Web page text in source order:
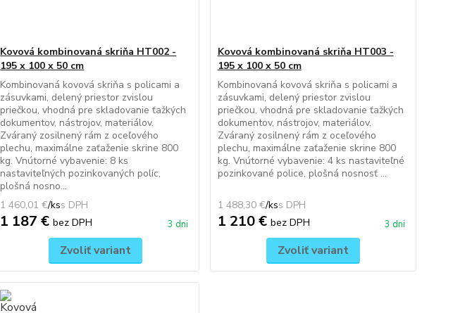
Kovová kombinovaná skriňa HT002 -
195 x 100 x 50 cm
Kombinovaná kovová skriňa s policami a
zásuvkami, delený priestor zvislou
priečkou, vhodná pre skladovanie ťažkých
dokumentov, nástrojov, materiálov.
Zváraný zosilnený rám z oceľového
plechu, maximálne zaťaženie skrine 800
kg. Vnútorné vybavenie: 8 ks
nastaviteľných pozinkovaných políc,
plošná nosno...
1 460,01 €/ks
1 187 €bez DPH 3 dni
Zvoliť variant
Kovová kombinovaná skriňa HT003 -
195 x 100 x 50 cm
Kombinovaná kovová skriňa s policami a
zásuvkami, delený priestor zvislou
priečkou, vhodná pre skladovanie ťažkých
dokumentov, nástrojov, materiálov.
Zváraný zosilnený rám z oceľového
plechu, maximálne zaťaženie skrine 800
kg. Vnútorné vybavenie: 4 ks nastaviteľné
pozinkované police, plošná nosnosť ...
1 488,30 €/ks
1 210 € bez DPH 3 dni
Zvoliť variant